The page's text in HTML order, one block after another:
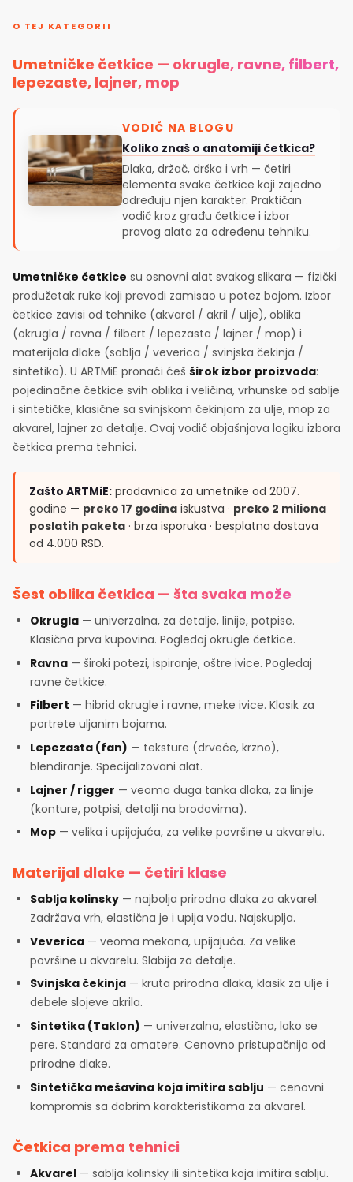
O TEJ KATEGORII
Umetničke četkice — okrugle, ravne, filbert,
lepezaste, lajner, mop
VODIČ NA BLOGU
Koliko znaš o anatomiji četkica?
Dlaka, držač, drška i vrh — četiri
elementa svake četkice koji zajedno
određuju njen karakter. Praktičan
vodič kroz građu četkice i izbor
pravog alata za određenu tehniku.
Umetničke četkice su osnovni alat svakog slikara — fizički
produžetak ruke koji prevodi zamisao u potez bojom. Izbor
četkice zavisi od tehnike (akvarel / akril / ulje), oblika
(okrugla / ravna / filbert / lepezasta / lajner / mop) i
materijala dlake (sablja / veverica / svinjska čekinja /
sintetika). U ARTMiE pronaći ćeš širok izbor proizvoda:
pojedinačne četkice svih oblika i veličina, vrhunske od sablje
i sintetičke, klasične sa svinjskom čekinjom za ulje, mop za
akvarel, lajner za detalje. Ovaj vodič objašnjava logiku izbora
četkica prema tehnici.
Zašto ARTMiE: prodavnica za umetnike od 2007.
godine — preko 17 godina iskustva · preko 2 miliona
poslatih paketa · brza isporuka · besplatna dostava
od 4.000 RSD.
Šest oblika četkica — šta svaka može
Okrugla — univerzalna, za detalje, linije, potpise.
Klasična prva kupovina. Pogledaj okrugle četkice.
Ravna — široki potezi, ispiranje, oštre ivice. Pogledaj
ravne četkice.
Filbert — hibrid okrugle i ravne, meke ivice. Klasik za
portrete uljanim bojama.
Lepezasta (fan) — teksture (drveće, krzno),
blendiranje. Specijalizovani alat.
Lajner / rigger — veoma duga tanka dlaka, za linije
(konture, potpisi, detalji na brodovima).
Mop — velika i upijajuća, za velike površine u akvarelu.
Materijal dlake — četiri klase
Sablja kolinsky — najbolja prirodna dlaka za akvarel.
Zadržava vrh, elastična je i upija vodu. Najskuplja.
Veverica — veoma mekana, upijajuća. Za velike
površine u akvarelu. Slabija za detalje.
Svinjska čekinja — kruta prirodna dlaka, klasik za ulje i
debele slojeve akrila.
Sintetika (Taklon) — univerzalna, elastična, lako se
pere. Standard za amatere. Cenovno pristupačnija od
prirodne dlake.
Sintetička mešavina koja imitira sablju — cenovni
kompromis sa dobrim karakteristikama za akvarel.
Četkica prema tehnici
Akvarel — sablja kolinsky ili sintetika koja imitira sablju.